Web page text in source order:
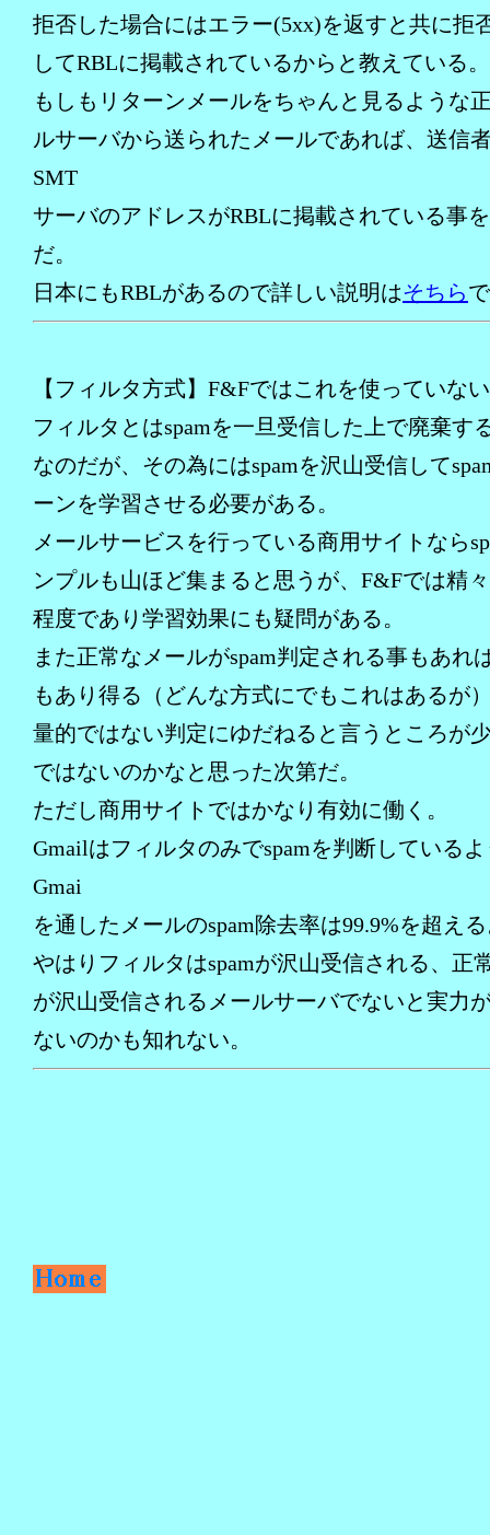
拒否した場合にはエラー(5xx)を返すと共に拒
してRBLに掲載されているからと教えている。
もしもリターンメールをちゃんと見るような
ルサーバから送られたメールであれば、送信
SMT
サーバのアドレスがRBLに掲載されている事
だ。
日本にもRBLがあるので詳しい説明はそちら
【フィルタ方式】F&Fではこれを使っていな
フィルタとはspamを一旦受信した上で廃棄す
なのだが、その為にはspamを沢山受信して
ーンを学習させる必要がある。
メールサービスを行っている商用サイトなら
ンプルも山ほど集まると思うが、F&Fでは精
程度であり学習効果にも疑問がある。
また正常なメールがspam判定される事もあれ
もあり得る（どんな方式にでもこれはあるが
量的ではない判定にゆだねると言うところが
ではないのかなと思った次第だ。
ただし商用サイトではかなり有効に働く。
Gmailはフィルタのみでspamを判断している
Gmai
を通したメールのspam除去率は99.9%を超え
やはりフィルタはspamが沢山受信される、正
が沢山受信されるメールサーバでないと実力
ないのかも知れない。